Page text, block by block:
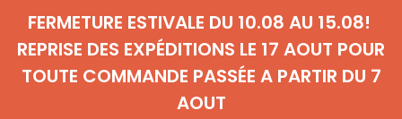
FERMETURE ESTIVALE DU 10.08 AU 15.08!
REPRISE DES EXPÉDITIONS LE 17 AOUT POUR
TOUTE COMMANDE PASSÉE A PARTIR DU 7
AOUT